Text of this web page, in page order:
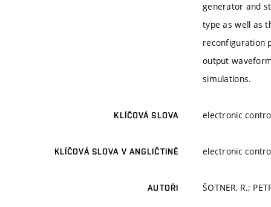
generator and
type as well as
reconfiguration
output
simulations.
KLÍČOVÁ SLOVA electronic
KLÍČOVÁ SLOVA V ANGLIČTINĚ electronic
AUTOŘI ŠOTNER, R.;